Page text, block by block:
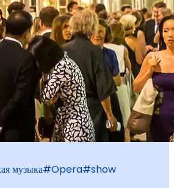
музыка#Opera#show